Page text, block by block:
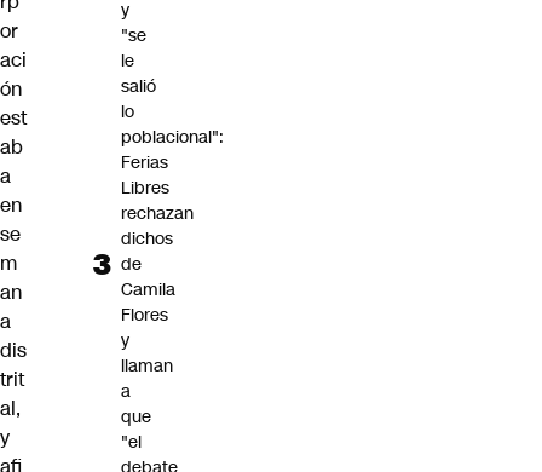
or
aci
ón
est
ab
a
en
se
m
an
a
dis
trit
al,
y
afi
y
"se
le
salió
lo
poblacional":
Ferias
Libres
rechazan
dichos
de
Camila
Flores
y
llaman
a
que
"el
debate